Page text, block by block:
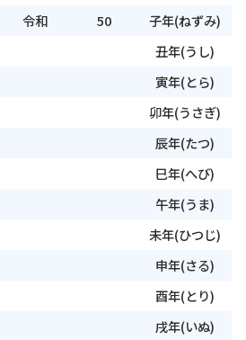
令和 50 子年(ねずみ)
丑年(うし)
寅年(とら)
卯年(うさぎ)
辰年(たつ)
巳年(へび)
午年(うま)
未年(ひつじ)
申年(さる)
酉年(とり)
戌年(いぬ)